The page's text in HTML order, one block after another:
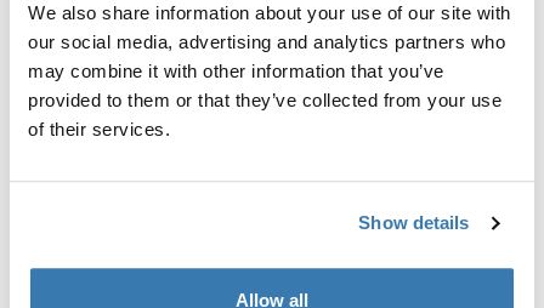
We also share information about your use of our site with
our social media, advertising and analytics partners who
may combine it with other information that you’ve
provided to them or that they’ve collected from your use
of their services.
Show details
Allow all
El set de bolsas de empaque Thule incluye una bolsa
mediana y una pequeña, diseñadas para ajustarse
eficientemente dentro de la mayoría del equipaje de
mano y te permite identificar y organizar rápidamente